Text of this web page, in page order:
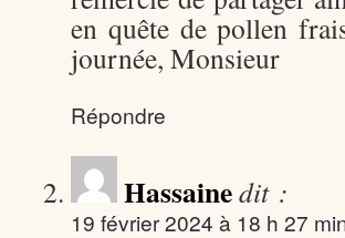
en quête de pollen
journée, Monsieur
Répondre
Hassainedit :
19 février 2024 à 18 h 27